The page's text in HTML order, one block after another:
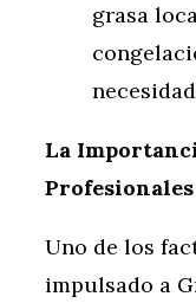
grasa
La
Profesionales
Uno de los
impulsado a